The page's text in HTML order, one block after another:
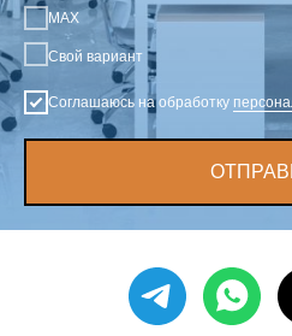
MAX
Свой вариант
Соглашаюсь на обработку